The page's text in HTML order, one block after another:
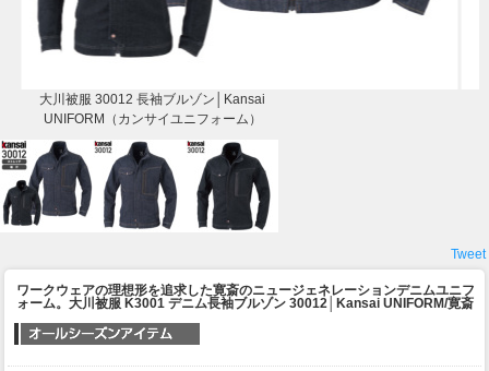
大川被服 30012 長袖ブルゾン│Kansai
UNIFORM（カンサイユニフォーム）
Tweet
ワークウェアの理想形を追求した寛斎のニュージェネレーションデニムユニフ
ォーム。 大川被服 K3001 デニム長袖ブルゾン 30012│Kansai UNIFORM/寛斎